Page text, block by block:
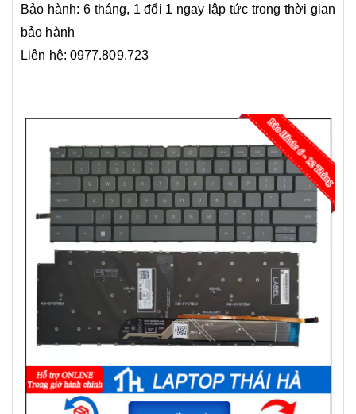
Bảo hành: 6 tháng, 1 đổi 1 ngay lập tức trong thời gian
bảo hành
Liên hệ: 0977.809.723